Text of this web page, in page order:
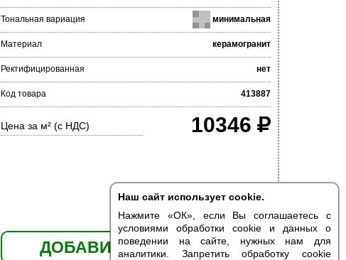
Наш сайт использует cookie.
Нажмите «ОК», если Вы соглашаетесь с
условиями обработки cookie и данных о
поведении на сайте, нужных нам для
аналитики. Запретить обработку cookie
Тональная вариация минимальная
Материал керамогранит
Ректифицированная нет
Код товара 413887
Цена за м² (с НДС) 10346
ДОБАВИТЬ В КОРЗИНУ